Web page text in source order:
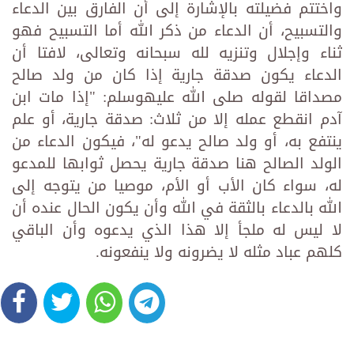
واختتم فضيلته بالإشارة إلى أن الفارق بين الدعاء
والتسبيح، أن الدعاء من ذكر الله أما التسبيح فهو
ثناء وإجلال وتنزيه لله سبحانه وتعالى، لافتا أن
الدعاء يكون صدقة جارية إذا كان من ولد صالح
مصداقا لقوله صلى الله عليهوسلم: "إذا مات ابن
آدم انقطع عمله إلا من ثلاث: صدقة جارية، أو علم
ينتفع به، أو ولد صالح يدعو له"، فيكون الدعاء من
الولد الصالح هنا صدقة جارية يحصل ثوابها للمدعو
له، سواء كان الأب أو الأم، موصيا من يتوجه إلى
الله بالدعاء بالثقة في الله وأن يكون الحال عنده أن
لا ليس له ملجأ إلا هذا الذي يدعوه وأن الباقي
كلهم عباد مثله لا يضرونه ولا ينفعونه.